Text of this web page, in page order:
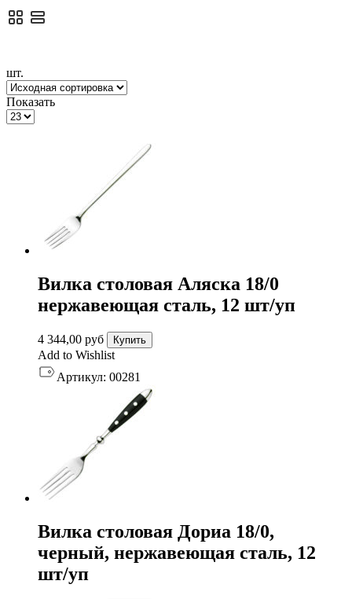
шт.
Показать
Вилка столовая Аляска 18/0
нержавеющая сталь, 12 шт/уп
4 344,00 руб Купить
Add to Wishlist
Артикул: 00281
Вилка столовая Дориа 18/0,
черный, нержавеющая сталь, 12
шт/уп